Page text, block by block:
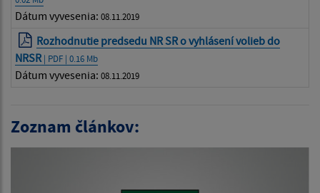
Dátum vyvesenia: 08.11.2019
Rozhodnutie predsedu NR SR o vyhlásení volieb do
NRSR | PDF | 0.16 Mb
Dátum vyvesenia: 08.11.2019
Zoznam článkov: